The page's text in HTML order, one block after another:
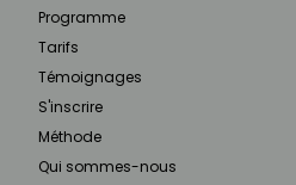
Programme
Tarifs
Témoignages
S'inscrire
Méthode
Qui sommes-nous